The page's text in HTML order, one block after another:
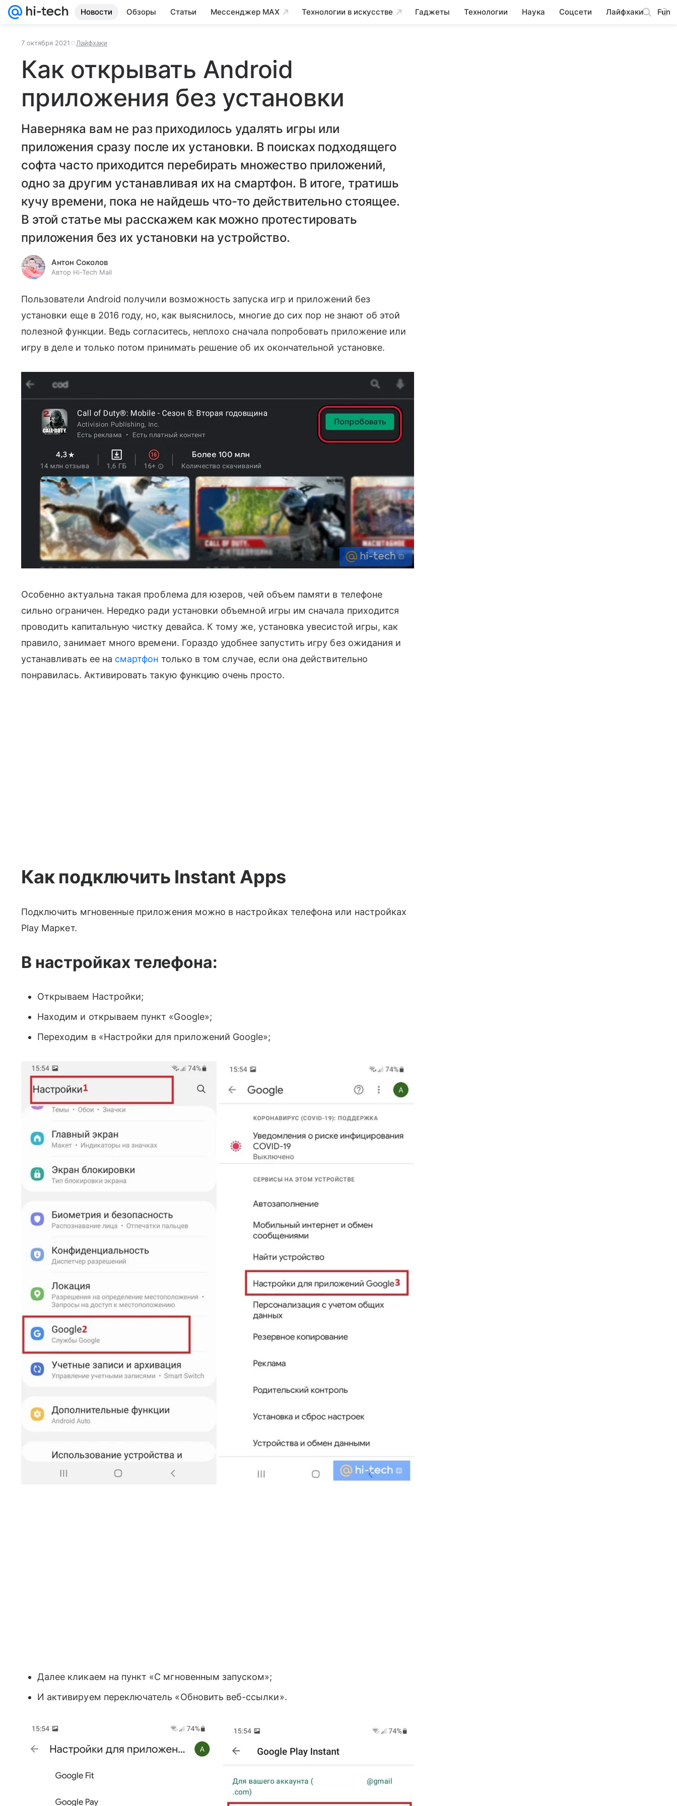
Новости Обзоры Статьи Мессенджер MAX Технологии в искусстве Гаджеты Технологии Наука Соцсети Лайфхаки Fun
7 октября 2021 Лайфхаки
Как открывать Android
приложения без установки
Наверняка вам не раз приходилось удалять игры или
приложения сразу после их установки. В поисках подходящего
софта часто приходится перебирать множество приложений,
одно за другим устанавливая их на смартфон. В итоге, тратишь
кучу времени, пока не найдешь что-то действительно стоящее.
В этой статье мы расскажем как можно протестировать
приложения без их установки на устройство.
Антон Соколов
Автор Hi-Tech Mail
Пользователи Android получили возможность запуска игр и приложений без
установки еще в 2016 году, но, как выяснилось, многие до сих пор не знают об этой
полезной функции. Ведь согласитесь, неплохо сначала попробовать приложение или
игру в деле и только потом принимать решение об их окончательной установке.
Особенно актуальна такая проблема для юзеров, чей объем памяти в телефоне
сильно ограничен. Нередко ради установки объемной игры им сначала приходится
проводить капитальную чистку девайса. К тому же, установка увесистой игры, как
правило, занимает много времени. Гораздо удобнее запустить игру без ожидания и
устанавливать ее на смартфон только в том случае, если она действительно
понравилась. Активировать такую функцию очень просто.
Как подключить Instant Apps
Подключить мгновенные приложения можно в настройках телефона или настройках
Play Маркет.
В настройках телефона:
Открываем Настройки;
Находим и открываем пункт «Google»;
Переходим в «Настройки для приложений Google»;
Далее кликаем на пункт «С мгновенным запуском»;
И активируем переключатель «Обновить веб-ссылки».